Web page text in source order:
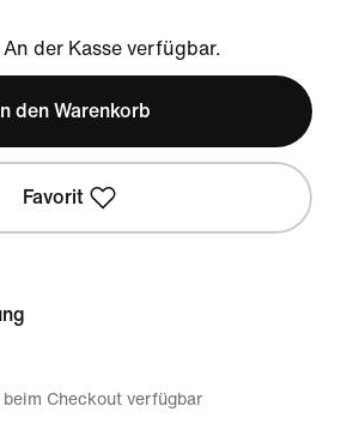
Klarna
An der Kasse verfügbar.
In den Warenkorb
Favorit
Checkout verfügbar